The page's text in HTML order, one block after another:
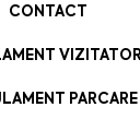
CONTACT
PARCARE